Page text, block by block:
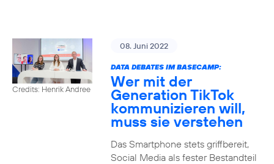
Credits: Henrik Andree
08. Juni 2022
DATA DEBATES IM BASECAMP:
Wer mit der
Generation TikTok
kommunizieren will,
muss sie verstehen
Das Smartphone stets griffbereit,
Social Media als fester Bestandteil